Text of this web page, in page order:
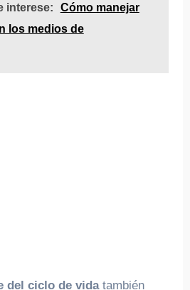
interese:
Cómo manejar
los medios de
del ciclo de vidatambién